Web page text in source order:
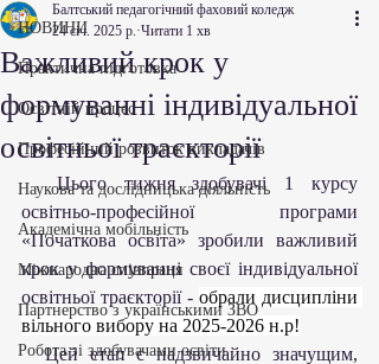
НОВИНИ
Практична підготовка
Освітній процес
Професійний розвиток викладачів
Наукова та дослідницька діяльність
Академічна мобільність
Міжнародна співпраця
Партнерство з українськими ЗВО
Робота зі здобувачами освіти
Важливий крок у
формуванні індивідуальної
освітньої траєкторії
Балтський педагогічний фаховий коледж
24 січ. 2025 р. Читати 1 хв
  Цього тижня здобувачі 1 курсу
освітньо-професійної програми
«Початкова освіта» зробили важливий
крок у формуванні своєї індивідуальної
освітньої траєкторії - обрали дисципліни
вільного вибору на 2025-2026 н.р!
  Цей етап є надзвичайно значущим,